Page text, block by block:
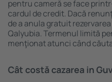
pentru cameră se face
cardul de credit. Dacă
de a anula gratuit
Qalyubia. Termenul limită
menţionat atunci când
Cât costă cazarea in